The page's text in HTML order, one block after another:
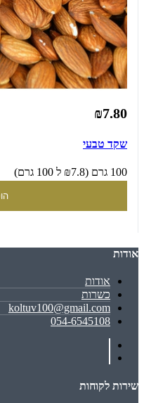
₪7.80
שקד טבעי
100 גרם (₪7.8 ל 100 גרם)
אודות
אודות
כשרות
koltuv100@gmail.com
054-6545108
שירות לקוחות